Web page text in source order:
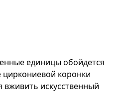
единицы обойдется
коронки
вживить искусственный